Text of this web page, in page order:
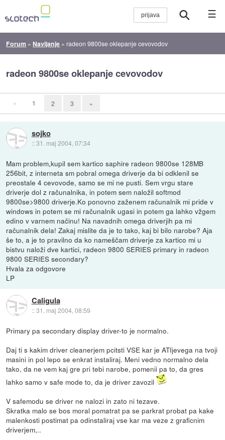
☰
Forum » Navijanje » radeon 9800se oklepanje cevovodov
radeon 9800se oklepanje cevovodov
« 1 2 3 »
sojko
::31. maj 2004, 07:34
Mam problem,kupil sem kartico saphire radeon 9800se 128MB
256bit, z interneta sm pobral omega driverje da bi odklenil se
preostale 4 cevovode, samo se mi ne pusti. Sem vrgu stare
driverje dol z računalnika, in potem sem naložil softmod
9800se>9800 driverje.Ko ponovno zaženem računalnik mi pride v
windows in potem se mi računalnik ugasi in potem ga lahko vžgem
edino v varnem načinu! Na navadnih omega driverjih pa mi
računalnik dela! Zakaj mislite da je to tako, kaj bi bilo narobe? Aja
še to, a je to pravilno da ko nameščam driverje za kartico mi u
bistvu naloži dve kartici, radeon 9800 SERIES primary in radeon
9800 SERIES secondary?
Hvala za odgovore
LP
Caligula
::31. maj 2004, 08:59
Primary pa secondary display driver-to je normalno.
Daj ti s kakim driver cleanerjem pcitsti VSE kar je ATIjevega na tvoji
masini in pol lepo se enkrat instaliraj. Meni vedno normalno dela
tako, da ne vem kaj gre pri tebi narobe, pomenii pa to, da gres
lahko samo v safe mode to, da je driver zavozil
V safemodu se driver ne nalozi in zato ni tezave.
Skratka malo se bos moral pomatrat pa se parkrat probat pa kake
malenkosti postimat pa odinstaliraj vse kar ma veze z graficnim
driverjem,..